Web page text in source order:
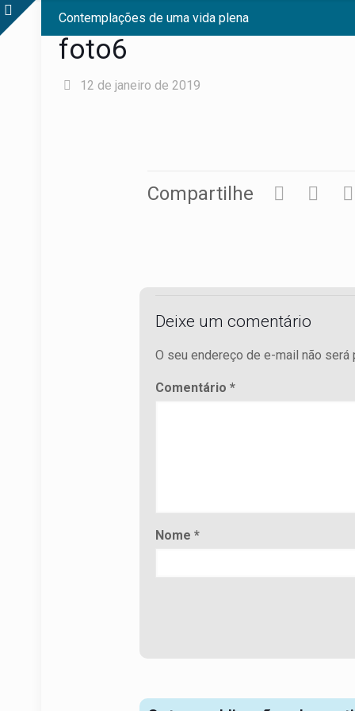
Contemplações de uma vida plena
foto6
12 de janeiro de 2019
Compartilhe
Deixe um comentário
O seu endereço de e-mail não será
Comentário *
Nome *